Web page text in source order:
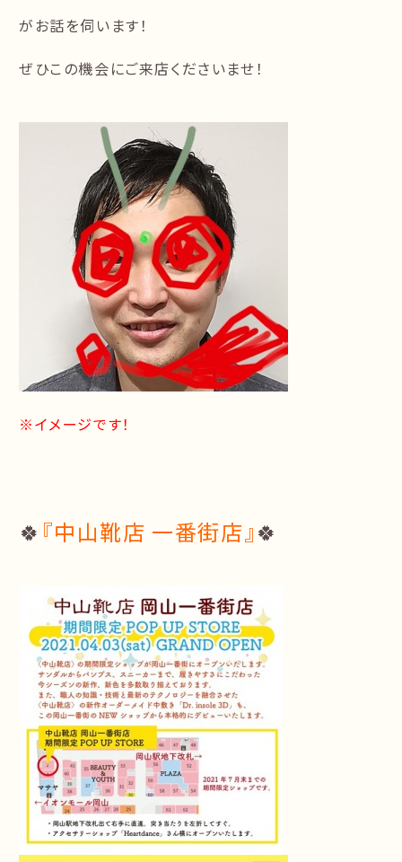
がお話を伺います！
ぜひこの機会にご来店くださいませ！
※イメージです！
🍀 『中山靴店 一番街店』🍀